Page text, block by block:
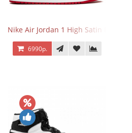
Nike Air Jordan 1 High Satin Black Toe
6990р.